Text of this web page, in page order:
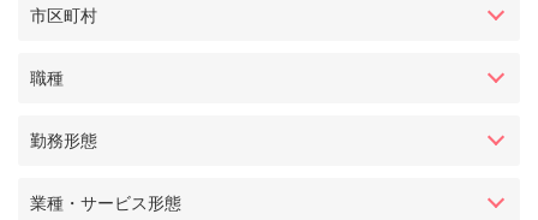
市区町村
職種
勤務形態
業種・サービス形態